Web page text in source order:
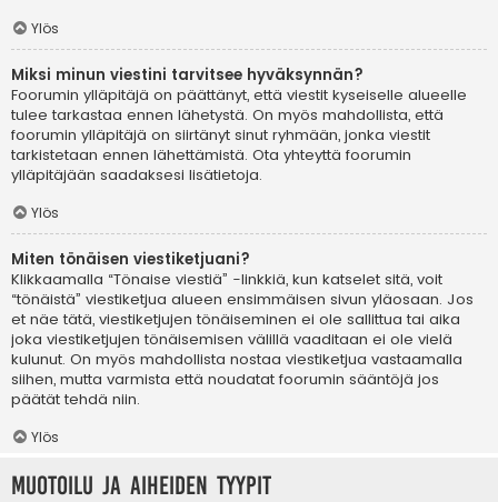
Ylös
Miksi minun viestini tarvitsee hyväksynnän?
Foorumin ylläpitäjä on päättänyt, että viestit kyseiselle alueelle
tulee tarkastaa ennen lähetystä. On myös mahdollista, että
foorumin ylläpitäjä on siirtänyt sinut ryhmään, jonka viestit
tarkistetaan ennen lähettämistä. Ota yhteyttä foorumin
ylläpitäjään saadaksesi lisätietoja.
Ylös
Miten tönäisen viestiketjuani?
Klikkaamalla “Tönaise viestiä” -linkkiä, kun katselet sitä, voit
“tönäistä” viestiketjua alueen ensimmäisen sivun yläosaan. Jos
et näe tätä, viestiketjujen tönäiseminen ei ole sallittua tai aika
joka viestiketjujen tönäisemisen välillä vaaditaan ei ole vielä
kulunut. On myös mahdollista nostaa viestiketjua vastaamalla
siihen, mutta varmista että noudatat foorumin sääntöjä jos
päätät tehdä niin.
Ylös
Muotoilu ja aiheiden tyypit